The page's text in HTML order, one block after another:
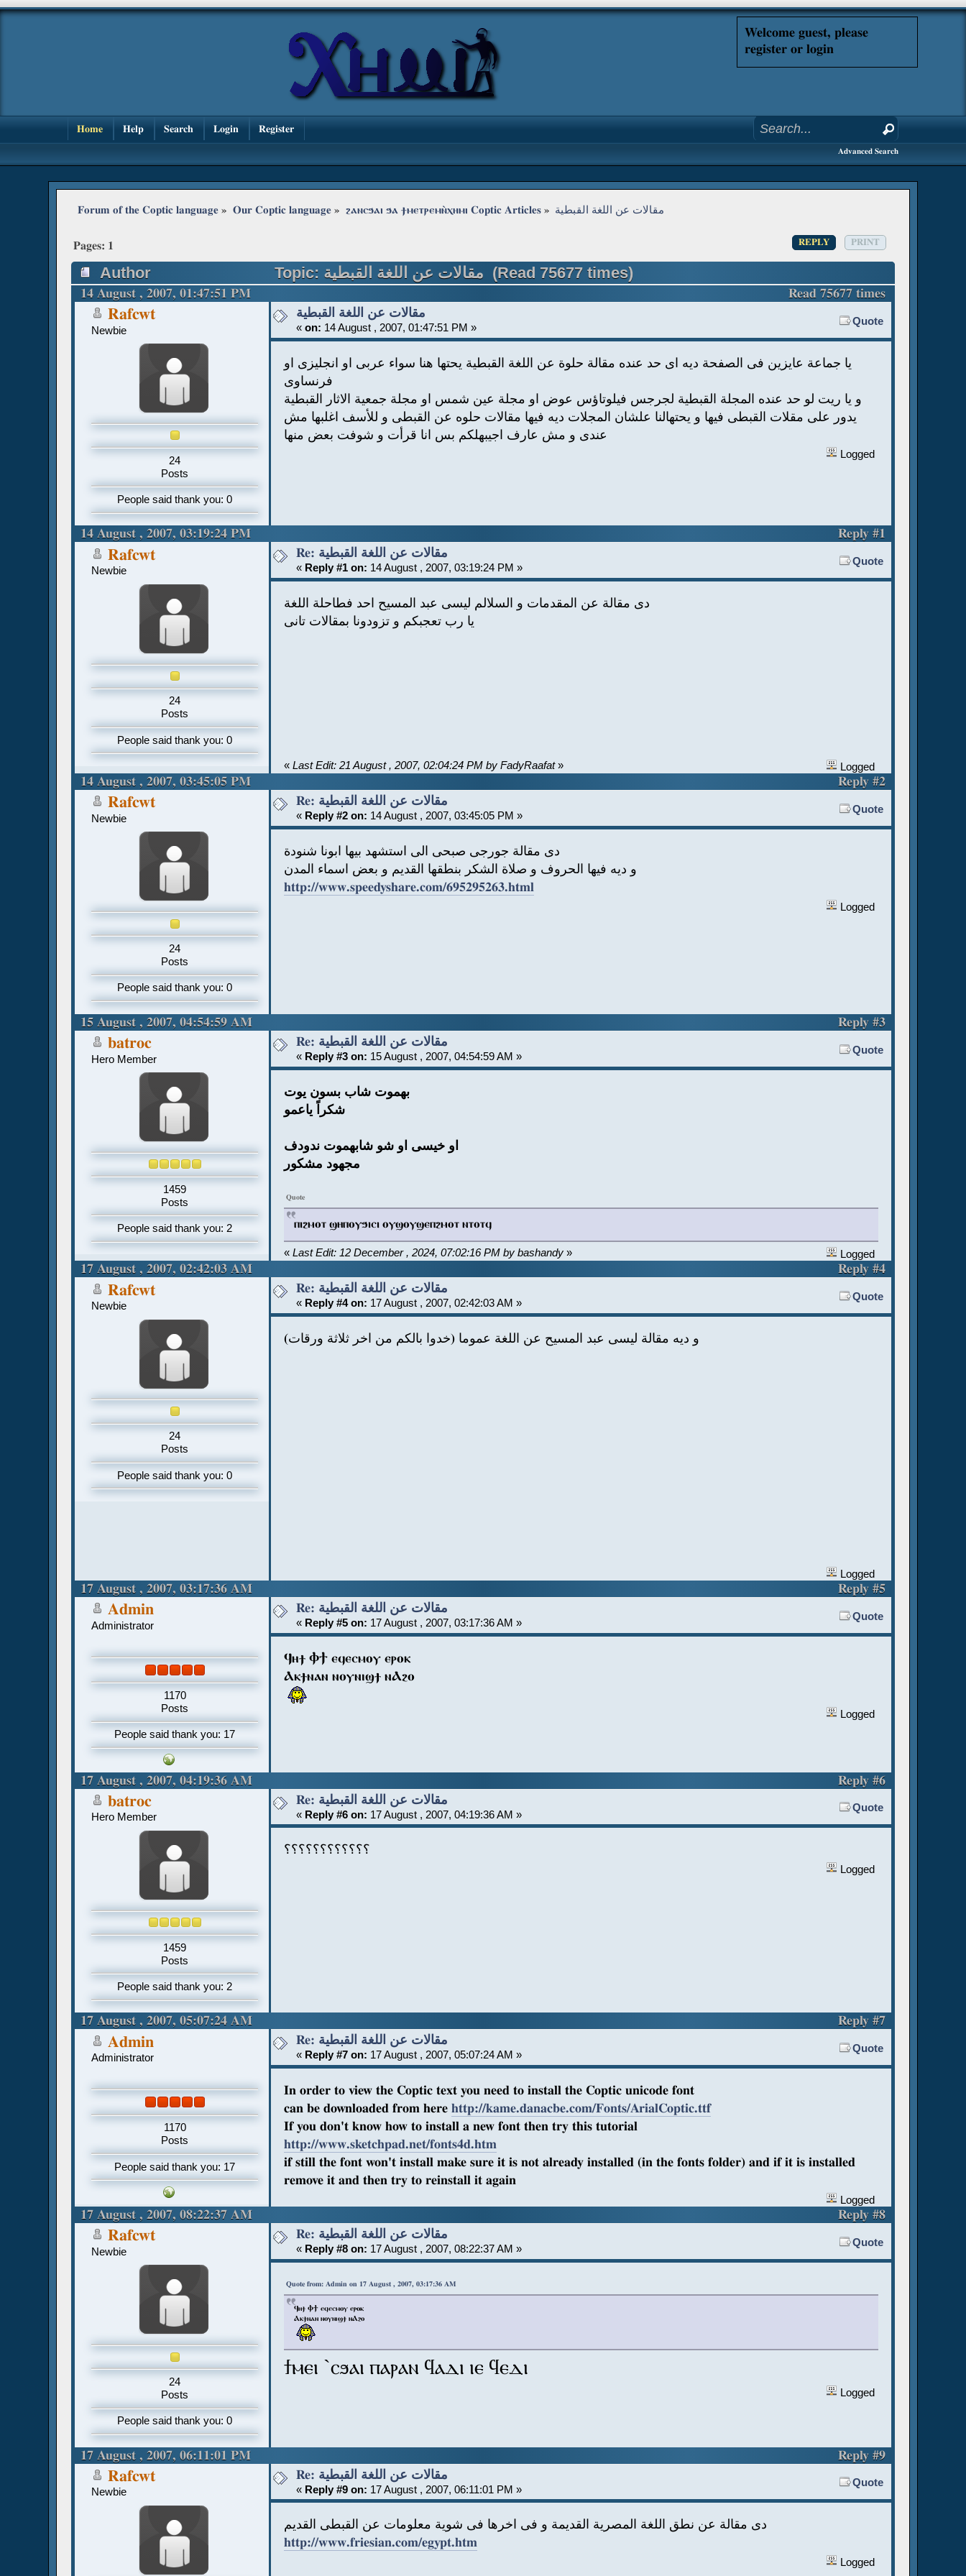
Welcome guest, please
register or login
Home Help Search Login Register
Advanced Search
Forum of the Coptic language » Our Coptic language» ϩⲁⲛⲥϧⲁⲓ ϧⲁ ϯⲙⲉⲧⲣⲉⲙⲛ̀ⲭⲏⲙⲓ Coptic Articles» مقالات عن اللغة القبطية
REPLY PRINT
Pages: 1
Author Topic: مقالات عن اللغة القبطية (Read 75677 times)
14 August , 2007, 01:47:51 PM Read 75677 times
Rafcwt
Newbie
24
Posts
People said thank you: 0
مقالات عن اللغة القبطية
«on: 14 August , 2007, 01:47:51 PM »
Quote
يا جماعة عايزين فى الصفحة ديه اى حد عنده مقالة حلوة عن اللغة القبطية يحتها هنا سواء عربى او انجليزى او
فرنساوى
و يا ريت لو حد عنده المجلة القبطية لجرجس فيلوتاؤس عوض او مجلة عين شمس او مجلة جمعية الاثار القبطية
يدور على مقلات القبطى فيها و يحتهالنا علشان المجلات ديه فيها مقالات حلوه عن القبطى و للأسف اغلبها مش
عندى و مش عارف اجيبهلكم بس انا قرأت و شوفت بعض منها
Logged
14 August , 2007, 03:19:24 PM Reply #1
Rafcwt
Newbie
24
Posts
People said thank you: 0
Re: مقالات عن اللغة القبطية
« Reply #1 on: 14 August , 2007, 03:19:24 PM »
Quote
دى مقالة عن المقدمات و السلالم ليسى عبد المسيح احد فطاحلة اللغة
يا رب تعجبكم و تزودونا بمقالات تانى
«Last Edit: 21 August , 2007, 02:04:24 PM by FadyRaafat» Logged
14 August , 2007, 03:45:05 PM Reply #2
Rafcwt
Newbie
24
Posts
People said thank you: 0
Re: مقالات عن اللغة القبطية
« Reply #2 on: 14 August , 2007, 03:45:05 PM »
Quote
دى مقالة جورجى صبحى الى استشهد بيها ابونا شنودة
و ديه فيها الحروف و صلاة الشكر بنطقها القديم و بعض اسماء المدن
http://www.speedyshare.com/695295263.html
Logged
15 August , 2007, 04:54:59 AM Reply #3
batroc
Hero Member
1459
Posts
People said thank you: 2
Re: مقالات عن اللغة القبطية
« Reply #3 on: 15 August , 2007, 04:54:59 AM »
Quote
بهموت شاب بسون يوت
شكراً ياعمو
او خيسى او شو شابهموت ندودف
مجهود مشكور
Quote
ⲡⲓϩⲙⲟⲧ ϣⲏⲡⲟⲩϧⲓⲥⲓ ⲟⲩϣⲟⲩϣⲉⲡϩⲙⲟⲧ ⲛⲧⲟⲧϥ
«Last Edit: 12 December , 2024, 07:02:16 PM by bashandy » Logged
17 August , 2007, 02:42:03 AM Reply #4
Rafcwt
Newbie
24
Posts
People said thank you: 0
Re: مقالات عن اللغة القبطية
« Reply #4 on: 17 August , 2007, 02:42:03 AM »
Quote
و ديه مقالة ليسى عبد المسيح عن اللغة عموما (خدوا بالكم من اخر ثلاثة ورقات)
Logged
17 August , 2007, 03:17:36 AM Reply #5
Admin
Administrator
1170
Posts
People said thank you: 17
Re: مقالات عن اللغة القبطية
« Reply #5 on: 17 August , 2007, 03:17:36 AM »
Quote
Ϥⲏϯ ⲪϮ ⲉϥⲉⲥⲙⲟⲩ ⲉⲣⲟⲕ
Ⲁⲕϯⲛⲁⲛ ⲛⲟⲩⲛⲓϣϯ ⲛⲀϩⲟ
Logged
17 August , 2007, 04:19:36 AM Reply #6
batroc
Hero Member
1459
Posts
People said thank you: 2
Re: مقالات عن اللغة القبطية
« Reply #6 on: 17 August , 2007, 04:19:36 AM »
Quote
؟؟؟؟؟؟؟؟؟؟؟؟
Logged
17 August , 2007, 05:07:24 AM Reply #7
Admin
Administrator
1170
Posts
People said thank you: 17
Re: مقالات عن اللغة القبطية
« Reply #7 on: 17 August , 2007, 05:07:24 AM »
Quote
In order to view the Coptic text you need to install the Coptic unicode font
can be downloaded from herehttp://kame.danacbe.com/Fonts/ArialCoptic.ttf
If you don't know how to install a new font then try this tutorial
http://www.sketchpad.net/fonts4d.htm
if still the font won't install make sure it is not already installed (in the fonts folder) and if it is installed
remove it and then try to reinstall it again
Logged
17 August , 2007, 08:22:37 AM Reply #8
Rafcwt
Newbie
24
Posts
People said thank you: 0
Re: مقالات عن اللغة القبطية
« Reply #8 on: 17 August , 2007, 08:22:37 AM »
Quote
Quote from: Admin on 17 August , 2007, 03:17:36 AM
Ϥⲏϯ ⲪϮ ⲉϥⲉⲥⲙⲟⲩ ⲉⲣⲟⲕ
Ⲁⲕϯⲛⲁⲛ ⲛⲟⲩⲛⲓϣϯ ⲛⲀϩⲟ
ϯⲙⲉⲓ `ⲥϧⲁⲓ ⲡⲁⲣⲁⲛ ϥⲁⲇⲓ ⲓⲉ ϥⲉⲇⲓ
Logged
17 August , 2007, 06:11:01 PM Reply #9
Rafcwt
Newbie
Re: مقالات عن اللغة القبطية
« Reply #9 on: 17 August , 2007, 06:11:01 PM »
Quote
دى مقالة عن نطق اللغة المصرية القديمة و فى اخرها فى شوية معلومات عن القبطى القديم
http://www.friesian.com/egypt.htm
Logged